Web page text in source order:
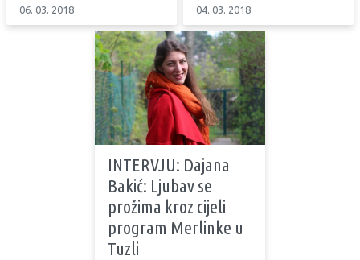
06. 03. 2018 04. 03. 2018
INTERVJU: Dajana
Bakić: Ljubav se
prožima kroz cijeli
program Merlinke u
Tuzli